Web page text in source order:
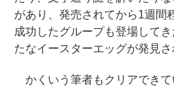
があり、発売されてから1週間
成功したグループも登場して
たなイースターエッグが発見さ
かくいう筆者もクリアできて